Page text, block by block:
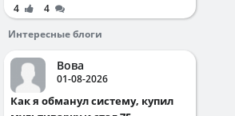
4
4
Интересные блоги
Вова
01-08-2026
Как я обманул систему, купил